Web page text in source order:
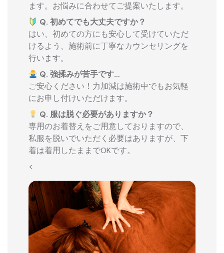
ます。お悩みに合わせてご提案いたします。
Q. 初めてでも大丈夫ですか？
はい、初めての方にも安心して受けていただ
けるよう、施術前に丁寧なカウンセリングを
行います。
Q. 強揉みが苦手です…
ご安心ください！力加減は施術中でもお気軽
にお申し付けいただけます。
Q. 服は脱ぐ必要がありますか？
専用のお着替えをご用意しておりますので、
私服を脱いでいただく必要はありますが、下
着は着用したままでOKです。
<